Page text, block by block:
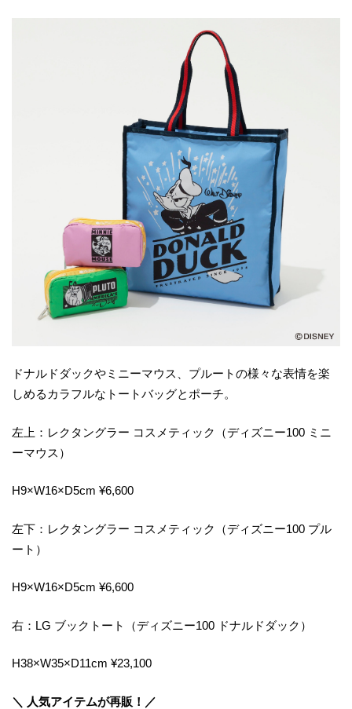
ドナルドダックやミニーマウス、プルートの様々な表情を楽
しめるカラフルなトートバッグとポーチ。
左上：レクタングラー コスメティック（ディズニー100 ミニ
ーマウス）
H9×W16×D5cm ¥6,600
左下：レクタングラー コスメティック（ディズニー100 プル
ート）
H9×W16×D5cm ¥6,600
右：LG ブックトート（ディズニー100 ドナルドダック）
H38×W35×D11cm ¥23,100
＼ 人気アイテムが再販！／